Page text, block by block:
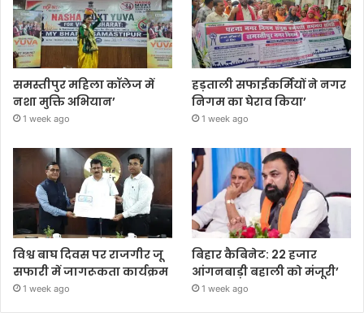
समस्तीपुर महिला कॉलेज में
नशा मुक्ति अभियान’
1 week ago
हड़ताली सफाईकर्मियों ने नगर
निगम का घेराव किया’
1 week ago
विश्व बाघ दिवस पर राजगीर जू
सफारी में जागरूकता कार्यक्रम
1 week ago
बिहार कैबिनेट: 22 हजार
आंगनबाड़ी बहाली को मंजूरी’
1 week ago